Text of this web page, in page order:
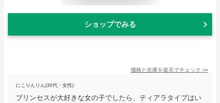
ショップでみる
価格と在庫を楽天でチェック >>
にこりんりん(30代・女性)
プリンセスが大好きな女の子でしたら、ティアラタイプはい